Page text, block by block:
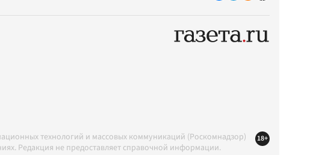
технологий и массовых коммуникаций (Роскомнадзор)
Редакция не предоставляет справочной информации.
18+